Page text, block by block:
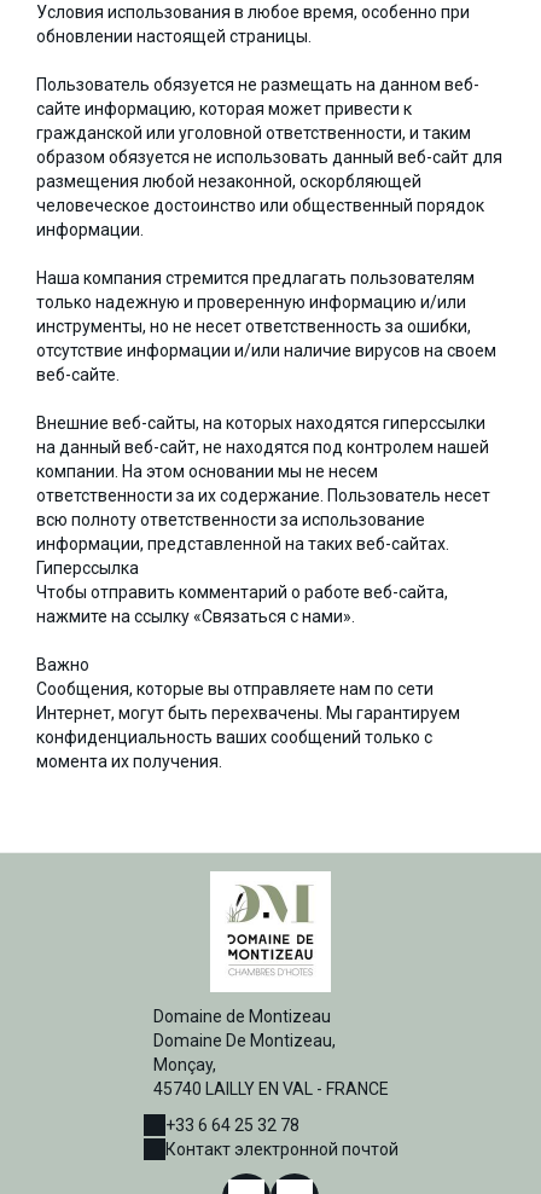
Условия использования в любое время, особенно при
обновлении настоящей страницы.
Пользователь обязуется не размещать на данном веб-
сайте информацию, которая может привести к
гражданской или уголовной ответственности, и таким
образом обязуется не использовать данный веб-сайт для
размещения любой незаконной, оскорбляющей
человеческое достоинство или общественный порядок
информации.
Наша компания стремится предлагать пользователям
только надежную и проверенную информацию и/или
инструменты, но не несет ответственность за ошибки,
отсутствие информации и/или наличие вирусов на своем
веб-сайте.
Внешние веб-сайты, на которых находятся гиперссылки
на данный веб-сайт, не находятся под контролем нашей
компании. На этом основании мы не несем
ответственности за их содержание. Пользователь несет
всю полноту ответственности за использование
информации, представленной на таких веб-сайтах.
Гиперссылка
Чтобы отправить комментарий о работе веб-сайта,
нажмите на ссылку «Связаться с нами».
Важно
Сообщения, которые вы отправляете нам по сети
Интернет, могут быть перехвачены. Мы гарантируем
конфиденциальность ваших сообщений только с
момента их получения.
Domaine de Montizeau
Domaine De Montizeau,
Monçay,
45740 LAILLY EN VAL - FRANCE
+33 6 64 25 32 78
Контакт электронной почтой